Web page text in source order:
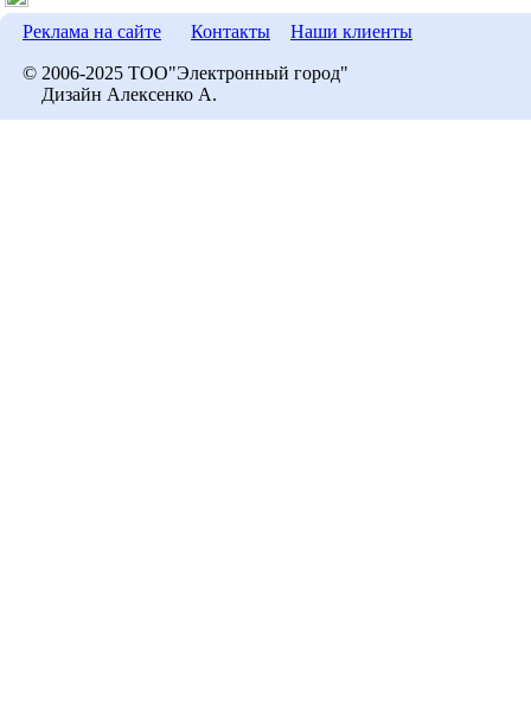
Реклама на сайте Контакты Наши клиенты
© 2006-2025 ТОО"Электронный город"
Дизайн Алексенко А.